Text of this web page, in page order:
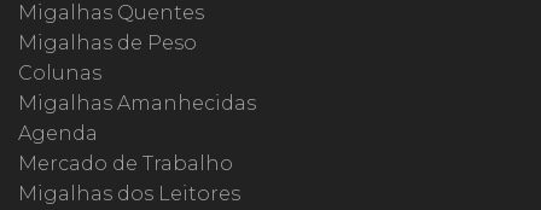
Migalhas Quentes
Migalhas de Peso
Colunas
Migalhas Amanhecidas
Agenda
Mercado de Trabalho
Migalhas dos Leitores